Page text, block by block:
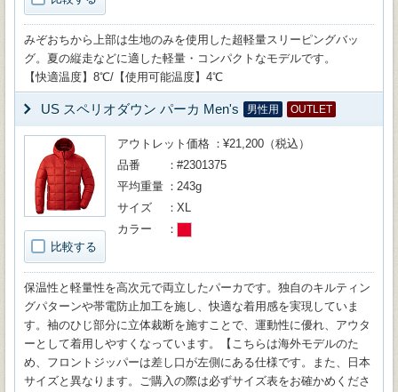
みぞおちから上部は生地のみを使用した超軽量スリーピングバッ
グ。夏の縦走などに適した軽量・コンパクトなモデルです。
【快適温度】8℃/【使用可能温度】4℃
US スペリオダウン パーカ Men's 男性用 OUTLET
比較する
アウトレット価格
¥21,200（税込）
品番
#2301375
平均重量
243g
サイズ
XL
カラー
保温性と軽量性を高次元で両立したパーカです。独自のキルティン
グパターンや帯電防止加工を施し、快適な着用感を実現していま
す。袖のひじ部分に立体裁断を施すことで、運動性に優れ、アウタ
ーとして着用しやすくなっています。【こちらは海外モデルのた
め、フロントジッパーは差し口が左側にある仕様です。また、日本
サイズと異なります。ご購入の際は必ずサイズ表をお確かめくださ